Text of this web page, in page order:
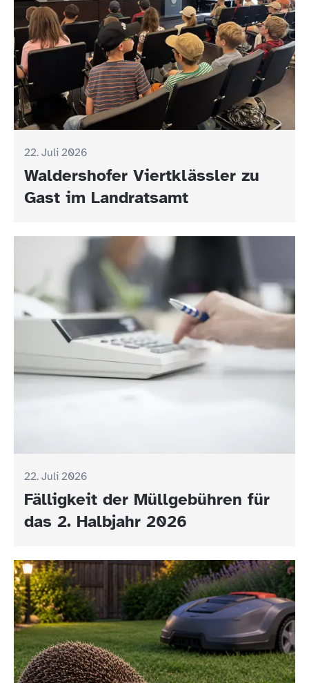
22. Juli 2026
Waldershofer Viertklässler zu
Gast im Landratsamt
22. Juli 2026
Fälligkeit der Müllgebühren für
das 2. Halbjahr 2026